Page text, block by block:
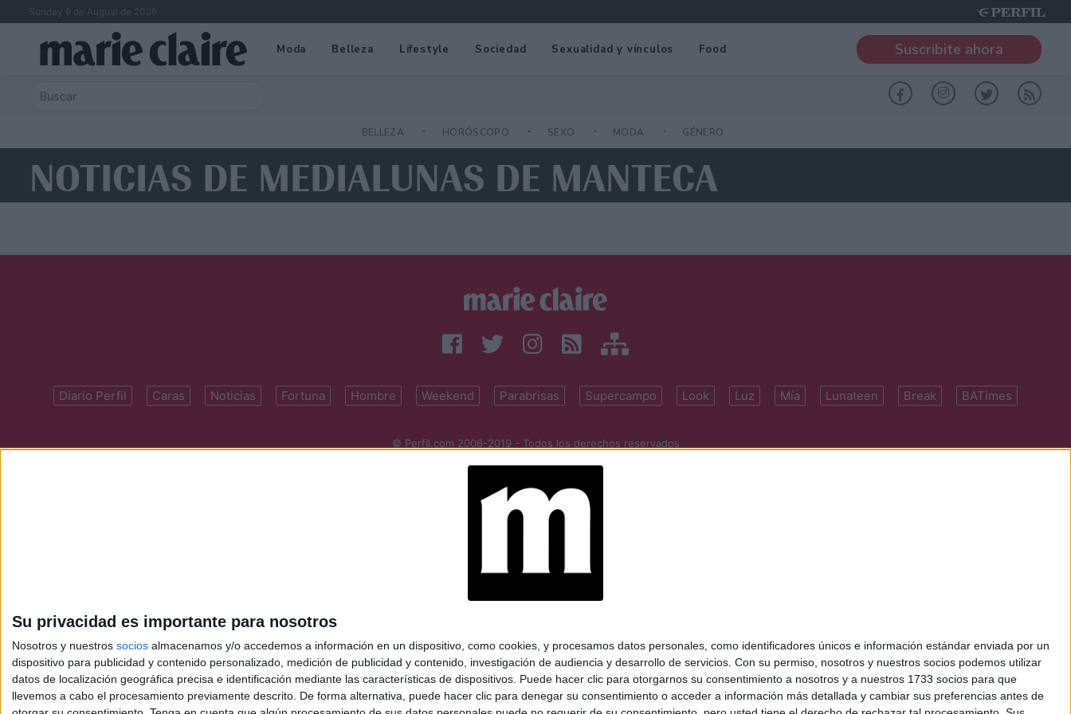
Su privacidad es importante para nosotros
Nosotros y nuestros socios almacenamos y/o accedemos a información en un dispositivo, como cookies, y procesamos datos personales, como identificadores únicos e información estándar enviada por un
dispositivo para publicidad y contenido personalizado, medición de publicidad y contenido, investigación de audiencia y desarrollo de servicios. Con su permiso, nosotros y nuestros socios podemos utilizar
datos de localización geográfica precisa e identificación mediante las características de dispositivos. Puede hacer clic para otorgarnos su consentimiento a nosotros y a nuestros 1733 socios para que
llevemos a cabo el procesamiento previamente descrito. De forma alternativa, puede hacer clic para denegar su consentimiento o acceder a información más detallada y cambiar sus preferencias antes de
Sunday 9 de August de 2026
Moda Belleza Lifestyle Sociedad Sexualidad y vínculos Food Suscribite ahora
BELLEZA HORÓSCOPO SEXO MODA GÉNERO
NOTICIAS DE MEDIALUNAS DE MANTECA
Diario Perfil Caras Noticias Fortuna Hombre Weekend Parabrisas Supercampo Look Luz Mía Lunateen Break BATimes
© Perfil.com 2006-2019 - Todos los derechos reservados
perfilcom@perfil.com| Propietario: Diario Perfil S.A.